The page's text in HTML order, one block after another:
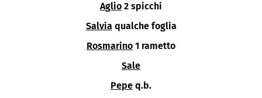
Aglio 2 spicchi
Salvia qualche foglia
Rosmarino 1 rametto
Sale
Pepe q.b.